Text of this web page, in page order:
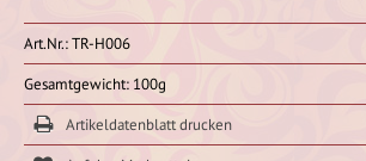
Art.Nr.: TR-H006
Gesamtgewicht: 100g
Artikeldatenblatt drucken